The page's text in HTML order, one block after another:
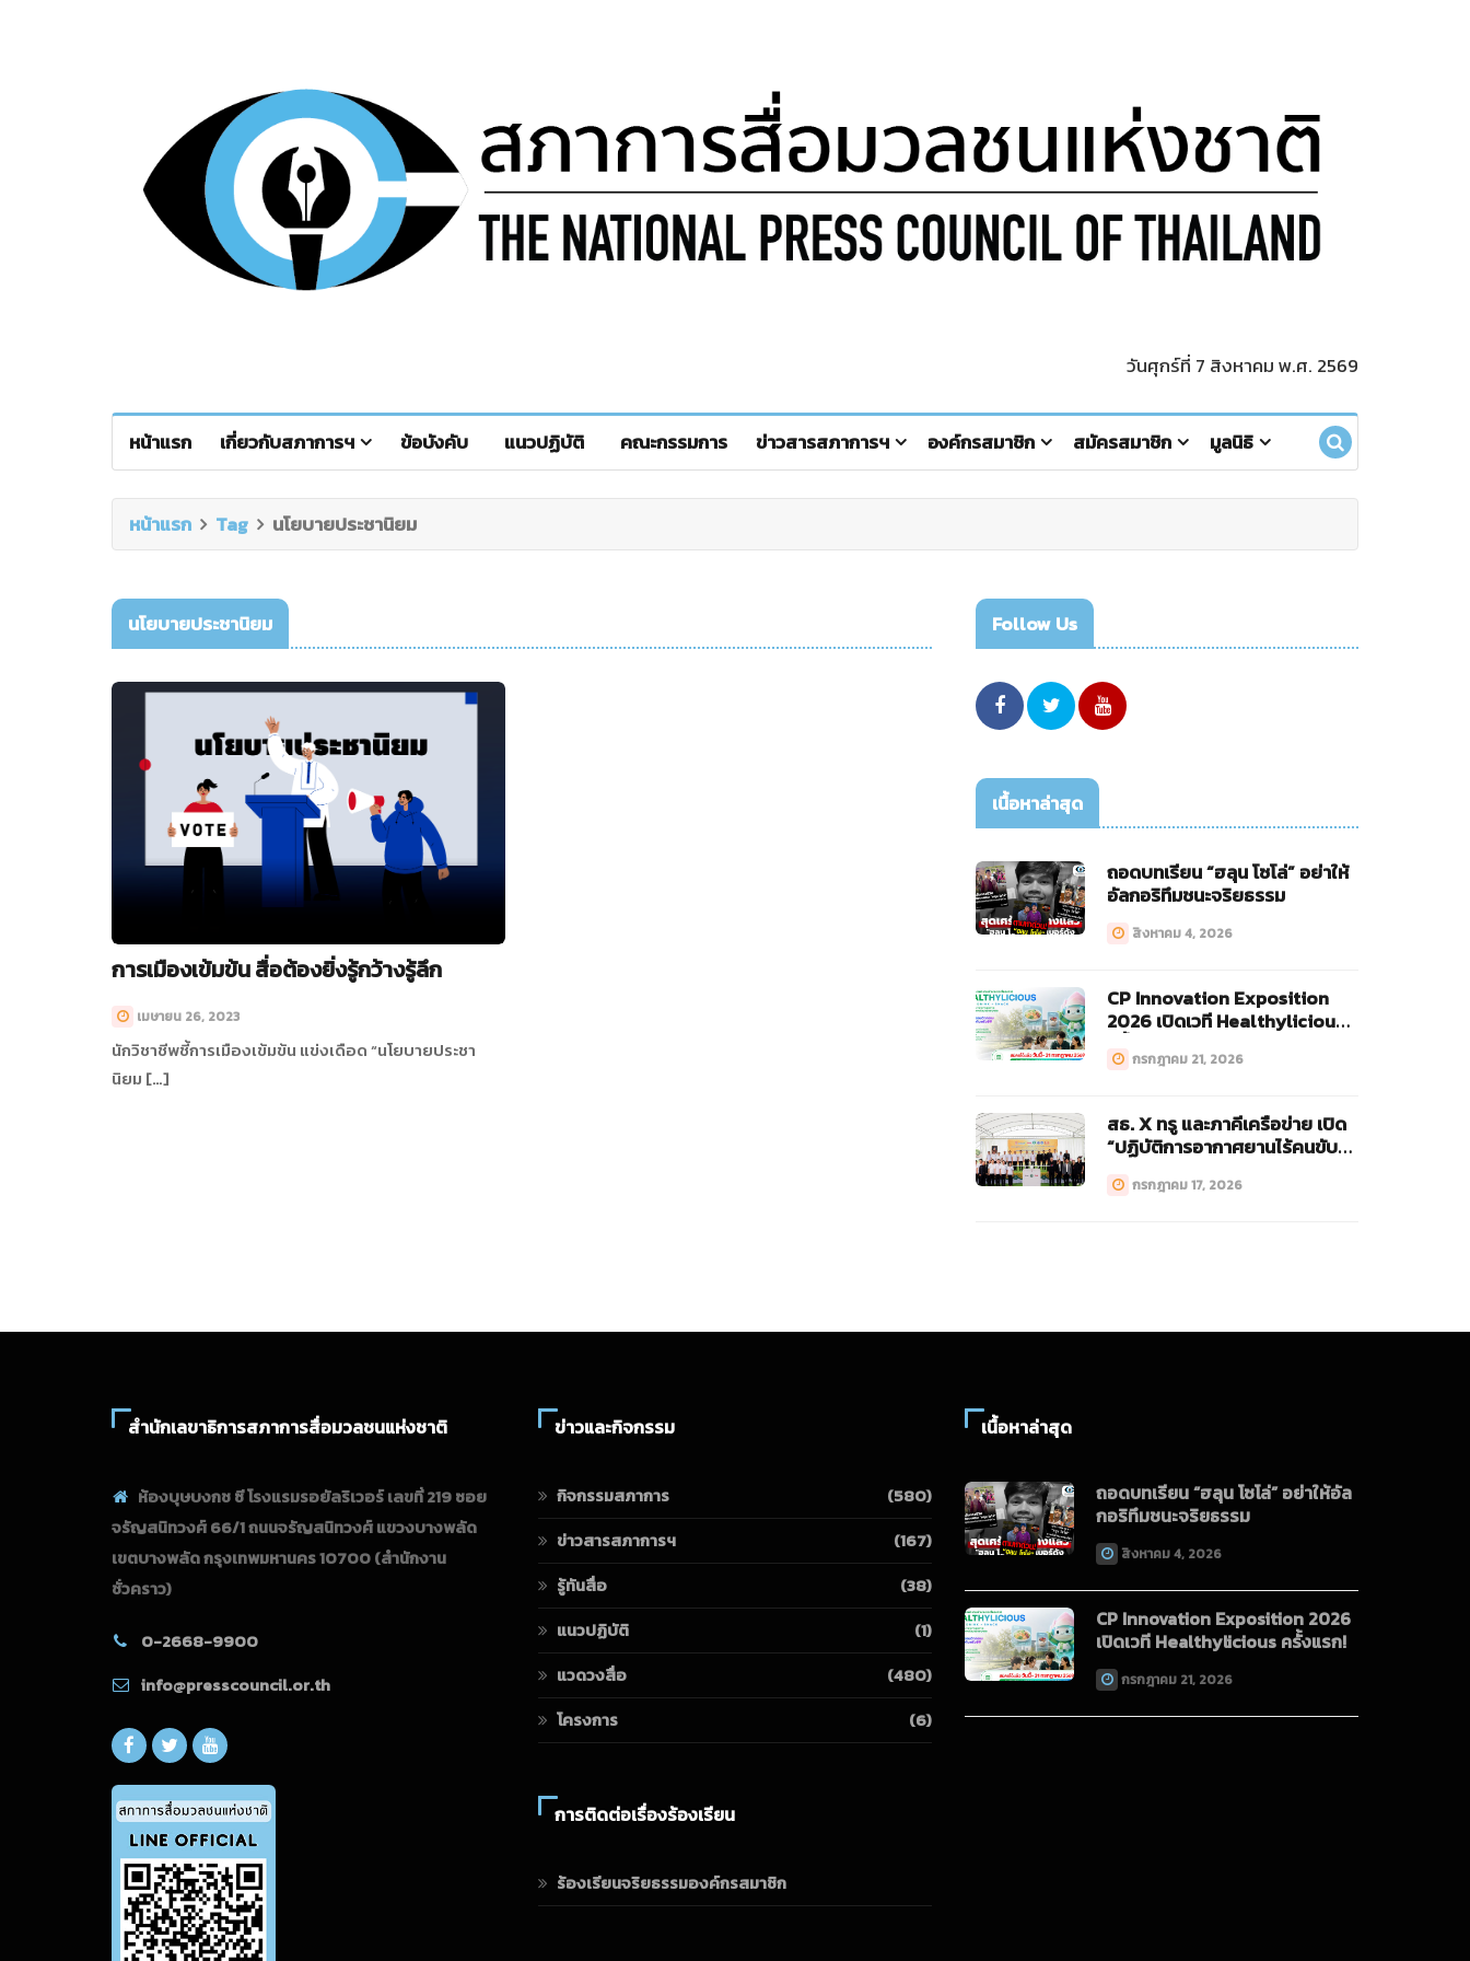
วันศุกร์ที่ 7 สิงหาคม พ.ศ. 2569
หน้าแรก เกี่ยวกับสภาการฯ ข้อบังคับ แนวปฏิบัติ คณะกรรมการ ข่าวสารสภาการฯ องค์กรสมาชิก สมัครสมาชิก มูลนิธิ
หน้าแรก Tag นโยบายประชานิยม
นโยบายประชานิยม
การเมืองเข้มข้น สื่อต้องยิ่งรู้กว้างรู้ลึก
เมษายน 26, 2023
นักวิชาชีพชี้การเมืองเข้มข้น แข่งเดือด “นโยบายประชา
นิยม […]
Follow Us
เนื้อหาล่าสุด
ถอดบทเรียน “ฮลุน โซโล่” อย่าให้
อัลกอริทึมชนะจริยธรรม
สิงหาคม 4, 2026
CP Innovation Exposition
2026 เปิดเวที Healthylicious
กรกฎาคม 21, 2026
สธ. X ทรู และภาคีเครือข่าย เปิด
“ปฏิบัติการอากาศยานไร้คนขับ
กรกฎาคม 17, 2026
สำนักเลขาธิการสภาการสื่อมวลชนแห่งชาติ
ห้องบุษบงกช ซี โรงแรมรอยัลริเวอร์ เลขที่ 219 ซอย
จรัญสนิทวงศ์ 66/1 ถนนจรัญสนิทวงศ์ แขวงบางพลัด
เขตบางพลัด กรุงเทพมหานคร 10700(สำนักงาน
ชั่วคราว)
0-2668-9900
info@presscouncil.or.th
ข่าวและกิจกรรม
กิจกรรมสภาการ
(580)
ข่าวสารสภาการฯ
(167)
รู้ทันสื่อ
(38)
แนวปฏิบัติ
(1)
แวดวงสื่อ
(480)
โครงการ
(6)
การติดต่อเรื่องร้องเรียน
ร้องเรียนจริยธรรมองค์กรสมาชิก
เนื้อหาล่าสุด
ถอดบทเรียน “ฮลุน โซโล่” อย่าให้อัล
กอริทึมชนะจริยธรรม
สิงหาคม 4, 2026
CP Innovation Exposition 2026
เปิดเวที Healthylicious ครั้งแรก!
กรกฎาคม 21, 2026